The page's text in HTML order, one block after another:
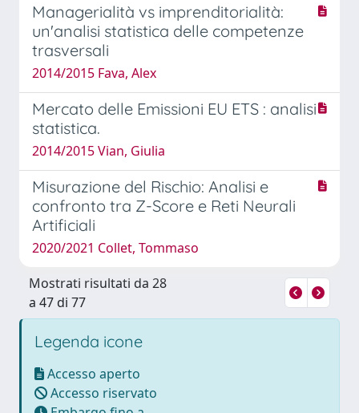
Managerialità vs imprenditorialità:
un'analisi statistica delle competenze
trasversali
2014/2015 Fava, Alex
Mercato delle Emissioni EU ETS : analisi
statistica.
2014/2015 Vian, Giulia
Misurazione del Rischio: Analisi e
confronto tra Z-Score e Reti Neurali
Artificiali
2020/2021 Collet, Tommaso
Mostrati risultati da 28
a 47 di 77
Legenda icone
Accesso aperto
Accesso riservato